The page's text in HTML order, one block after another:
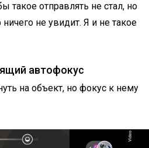
такое отправлять не стал, но
не увидит. Я и не такое
автофокус
на объект, но фокус к нему